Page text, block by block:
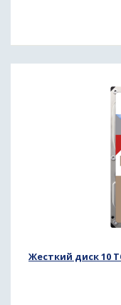
Жесткий диск 10